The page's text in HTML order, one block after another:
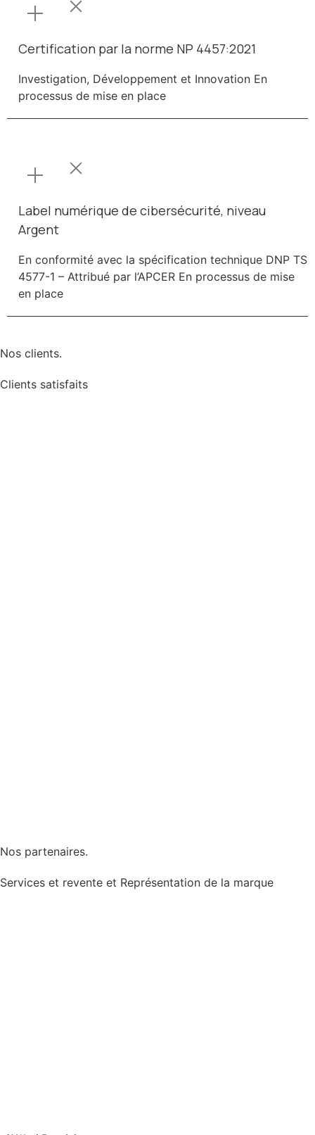
Certification par la norme NP 4457:2021
Investigation, Développement et Innovation En
processus de mise en place
Label numérique de cibersécurité, niveau
Argent
En conformité avec la spécification technique DNP TS
4577-1 – Attribué par l’APCER En processus de mise
en place
Nos clients.
Clients satisfaits
Nos partenaires.
Services et revente et Représentation de la marque